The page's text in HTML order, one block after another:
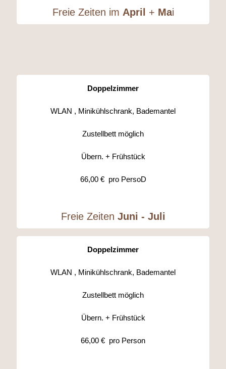
Freie Zeiten im April + Mai
Doppelzimmer
WLAN , Minikühlschrank, Bademantel
Zustellbett möglich
Übern. + Frühstück
66,00 € pro PersoD
Freie Zeiten Juni - Juli
Doppelzimmer
WLAN , Minikühlschrank, Bademantel
Zustellbett möglich
Übern. + Frühstück
66,00 € pro Person